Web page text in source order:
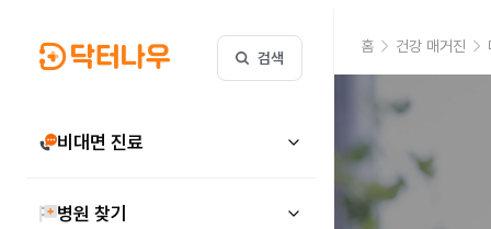
검색
비대면 진료
병원 찾기
홈 건강 매거진